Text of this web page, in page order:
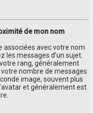
de mon nom
associées avec votre nom
les messages d’un sujet.
rang, généralement
nombre de messages
image, souvent plus
et généralement est